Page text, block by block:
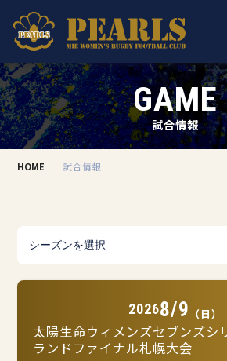
GAME
試合情報
HOME 試合情報
20268/9 （日）
太陽生命ウィメンズセブンズシ
ランドファイナル札幌大会